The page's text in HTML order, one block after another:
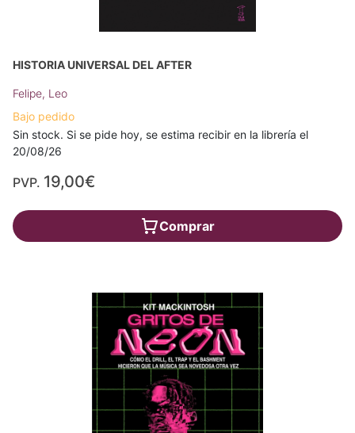
HISTORIA UNIVERSAL DEL AFTER
Felipe, Leo
Bajo pedido
Sin stock. Si se pide hoy, se estima recibir en la librería el
20/08/26
PVP. 19,00€
Comprar